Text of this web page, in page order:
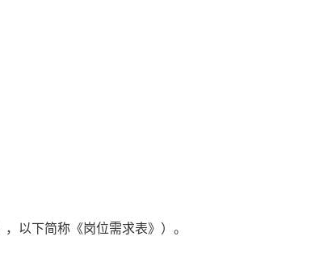
， 以下简称《岗位需求表》 ）。